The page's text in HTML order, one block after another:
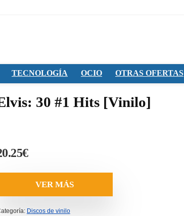
TECNOLOGÍA OCIO OTRAS OFERTAS
30 #1 Hits [Vinilo]
€
VER MÁS
Discos de vinilo